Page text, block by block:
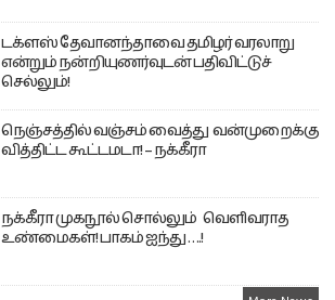
டக்ளஸ் தேவானந்தாவை தமிழர் வரலாறு
என்றும் நன்றியுணர்வுடன் பதிவிட்டுச்
செல்லும்!
நெஞ்சத்தில் வஞ்சம் வைத்து வன்முறைக்கு
வித்திட்ட கூட்டமடா! – நக்கீரா
நக்கீரா முகநூல் சொல்லும் வெளிவராத
உண்மைகள்! பாகம் ஐந்து ….!